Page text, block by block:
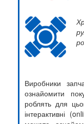
Виробники
ознайомити
роблять для
інтерактивні